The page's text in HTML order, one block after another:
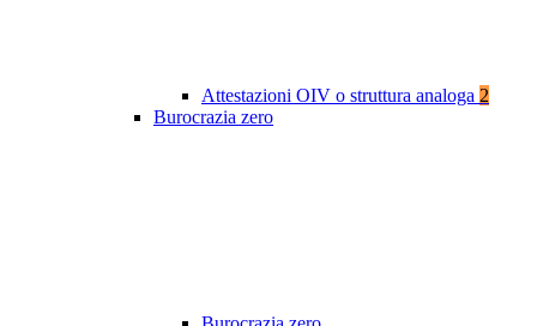
Attestazioni OIV o struttura analoga 2
Burocrazia zero